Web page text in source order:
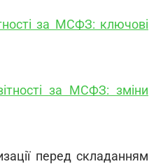
за МСФЗ: ключові
за МСФЗ: зміни
перед складанням